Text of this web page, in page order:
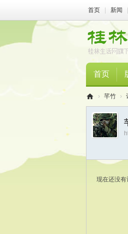
首页 新闻
首页
桂
林
人
› 芊竹 ›
现在还没有